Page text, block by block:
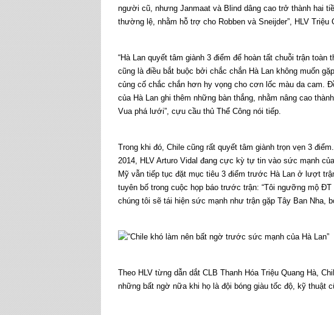
người cũ, nhưng Janmaat và Blind dâng cao trở thành hai
thường lệ, nhằm hỗ trợ cho Robben và Sneijder”, HLV Triệu
“Hà Lan quyết tâm giành 3 điểm để hoàn tất chuỗi trận toàn
cũng là điều bắt buộc bởi chắc chắn Hà Lan không muốn
củng cố chắc chắn hơn hy vọng cho cơn lốc màu da cam.
của Hà Lan ghi thêm những bàn thắng, nhằm nâng cao
Vua phá lưới”, cựu cầu thủ Thể Công nói tiếp.
Trong khi đó, Chile cũng rất quyết tâm giành trọn vẹn 3
2014, HLV Arturo Vidal đang cực kỳ tự tin vào sức mạnh
Mỹ vẫn tiếp tục đặt mục tiêu 3 điểm trước Hà Lan ở lượt
tuyên bố trong cuộc họp báo trước trận: “Tôi ngưỡng mộ
chúng tôi sẽ tái hiện sức mạnh như trận gặp Tây Ban Nha,
Theo HLV từng dẫn dắt CLB Thanh Hóa Triệu Quang Hà,
những bất ngờ nữa khi họ là đội bóng giàu tốc độ, kỹ thuật